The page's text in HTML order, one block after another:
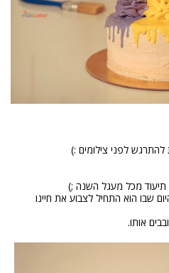
לפני צילומים :)
מכל מעגל השנה ;)
שבו הוא התחיל לצבוע את חיינו
אותו.